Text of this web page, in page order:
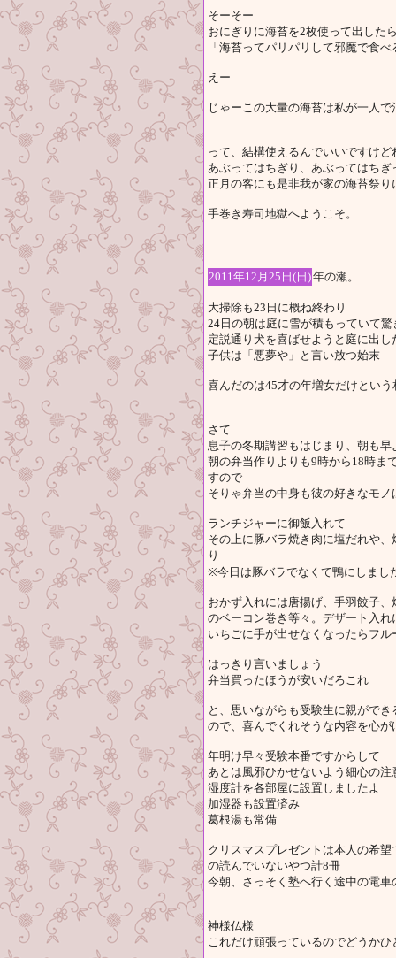
そーそー
おにぎりに海苔を2枚使って出した
「海苔ってパリパリして邪魔で食
えー
じゃーこの大量の海苔は私が一人
って、結構使えるんでいいですけど
あぶってはちぎり、あぶってはち
正月の客にも是非我が家の海苔祭
手巻き寿司地獄へようこそ。
2011年12月25日(日)年の瀬。
大掃除も23日に概ね終わり
24日の朝は庭に雪が積もっていて驚
定説通り犬を喜ばせようと庭に出
子供は「悪夢や」と言い放つ始末
喜んだのは45才の年増女だけとい
さて
息子の冬期講習もはじまり、朝も
朝の弁当作りよりも9時から18時ま
すので
そりゃ弁当の中身も彼の好きなモ
ランチジャーに御飯入れて
その上に豚バラ焼き肉に塩だれや
り
※今日は豚バラでなくて鴨にしまし
おかず入れには唐揚げ、手羽餃子
のベーコン巻き等々。デザート入
いちごに手が出せなくなったらフ
はっきり言いましょう
弁当買ったほうが安いだろこれ
と、思いながらも受験生に親がで
ので、喜んでくれそうな内容を心
年明け早々受験本番ですからして
あとは風邪ひかせないよう細心の
湿度計を各部屋に設置しましたよ
加湿器も設置済み
葛根湯も常備
クリスマスプレゼントは本人の希
の読んでいないやつ計8冊
今朝、さっそく塾へ行く途中の電
神様仏様
これだけ頑張っているのでどうか